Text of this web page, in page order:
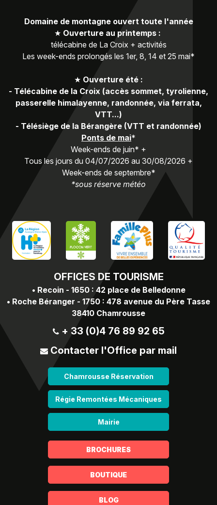
OFFICES DE TOURISME
• Recoin - 1650 : 42 place de Belledonne
• Roche Béranger - 1750 : 478 avenue du Père Tasse
38410 Chamrousse
+ 33 (0)4 76 89 92 65
Contacter l'Office par mail
Chamrousse Réservation
Régie Remontées Mécaniques
Mairie
Domaine de montagne ouvert toute l'année
★ Ouverture au printemps :
télécabine de La Croix + activités
Les week-ends prolongés les 1er, 8, 14 et 25 mai*
★ Ouverture été :
- Télécabine de la Croix (accès sommet, tyrolienne,
passerelle himalayenne, randonnée, via ferrata,
VTT...)
- Télésiège de la Bérangère (VTT et randonnée)
Ponts de mai*
Week-ends de juin* +
Tous les jours du 04/07/2026 au 30/08/2026 +
Week-ends de septembre*
*sous réserve météo
BROCHURES
BOUTIQUE
BLOG